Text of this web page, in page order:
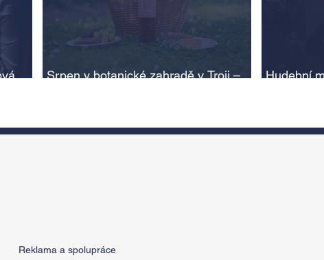
Srpen v botanické zahradě v Troji –
Hudební
Reklama a spolupráce